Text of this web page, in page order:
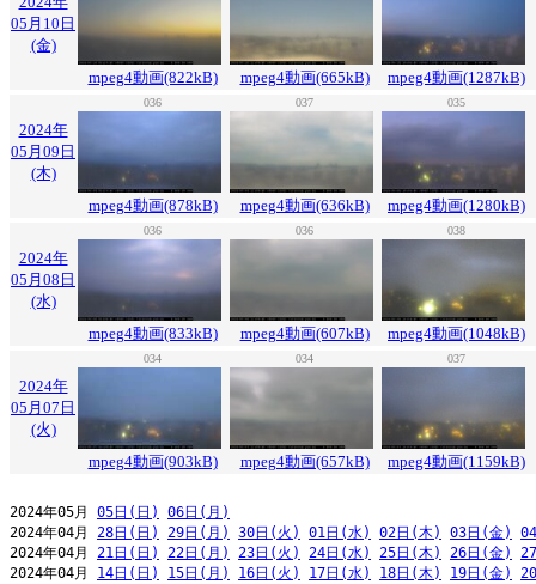
05月10日
(金)
mpeg4動画(822kB)
mpeg4動画(665kB) mpeg4動画(1287kB)
036 037 035
2024年
05月09日
(木)
mpeg4動画(878kB)
mpeg4動画(636kB) mpeg4動画(1280kB)
036 036 038
2024年
05月08日
(水)
mpeg4動画(833kB)
mpeg4動画(607kB) mpeg4動画(1048kB)
034 034 037
2024年
05月07日
(火)
mpeg4動画(903kB)
mpeg4動画(657kB) mpeg4動画(1159kB)
2024年05月 05日(日)
06日(月)
2024年04月 28日(日) 29日(月) 30日(火) 01日(水) 02日(木) 03日(金)
2024年04月 21日(日) 22日(月) 23日(火) 24日(水) 25日(木) 26日(金)
2024年04月 14日(日) 15日(月) 16日(火) 17日(水) 18日(木) 19日(金)